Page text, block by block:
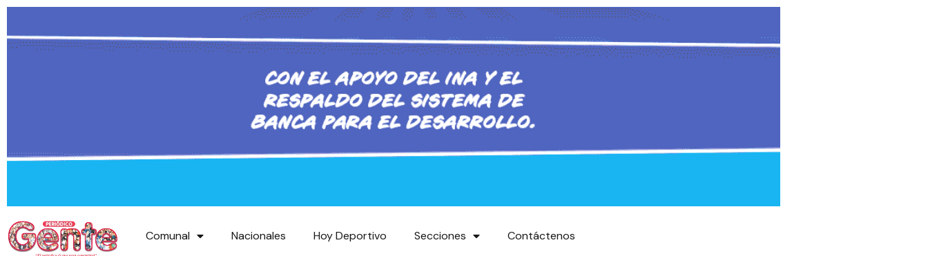
Comunal Nacionales Hoy Deportivo Secciones Contáctenos